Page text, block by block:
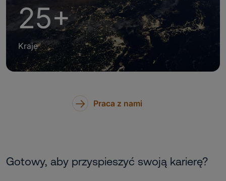
25+
Kraje
Praca z nami
Gotowy, aby przyspieszyć swoją karierę?